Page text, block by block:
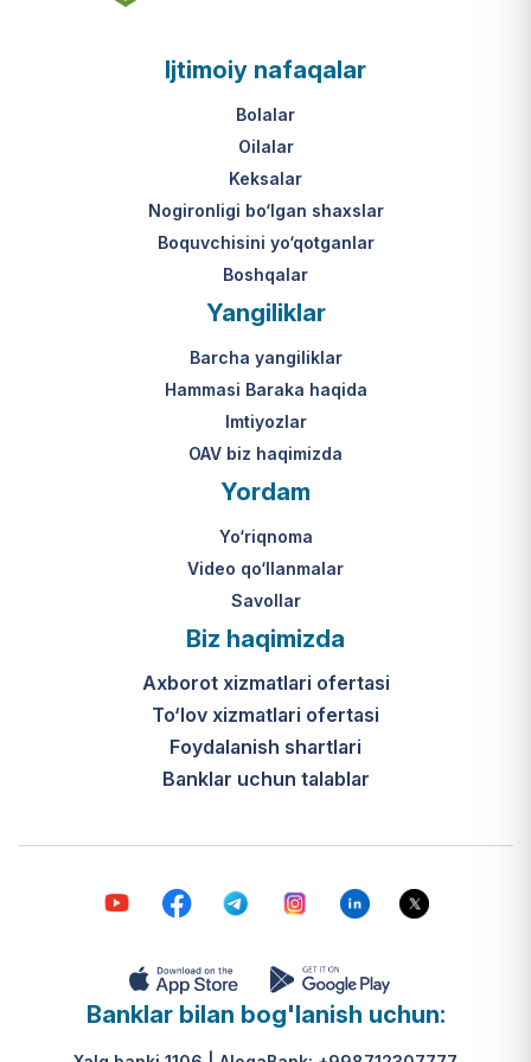
asosi nima?
(1-ilova, 6-band "j" va "l" kichik
jumladan, vasiylik, homiylik yoki
Ushbu xizmatning huquqiy
O‘zbekiston Respublikasi VMQ-893
hamda amaldagi imtiyozlar
to‘g‘risidagi qonunchilik.
Ijtimoiy nafaqalar
Bolalar
Oilalar
Keksalar
Nogironligi bo‘lgan shaxslar
Boquvchisini yo‘qotganlar
Boshqalar
Yangiliklar
Barcha yangiliklar
Hammasi Baraka haqida
Imtiyozlar
OAV biz haqimizda
Yordam
Yo‘riqnoma
Video qo‘llanmalar
Savollar
Biz haqimizda
Axborot xizmatlari ofertasi
To‘lov xizmatlari ofertasi
Foydalanish shartlari
Banklar uchun talablar
Banklar bilan bog'lanish uchun: